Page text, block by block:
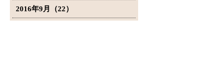
2016年9月（22）